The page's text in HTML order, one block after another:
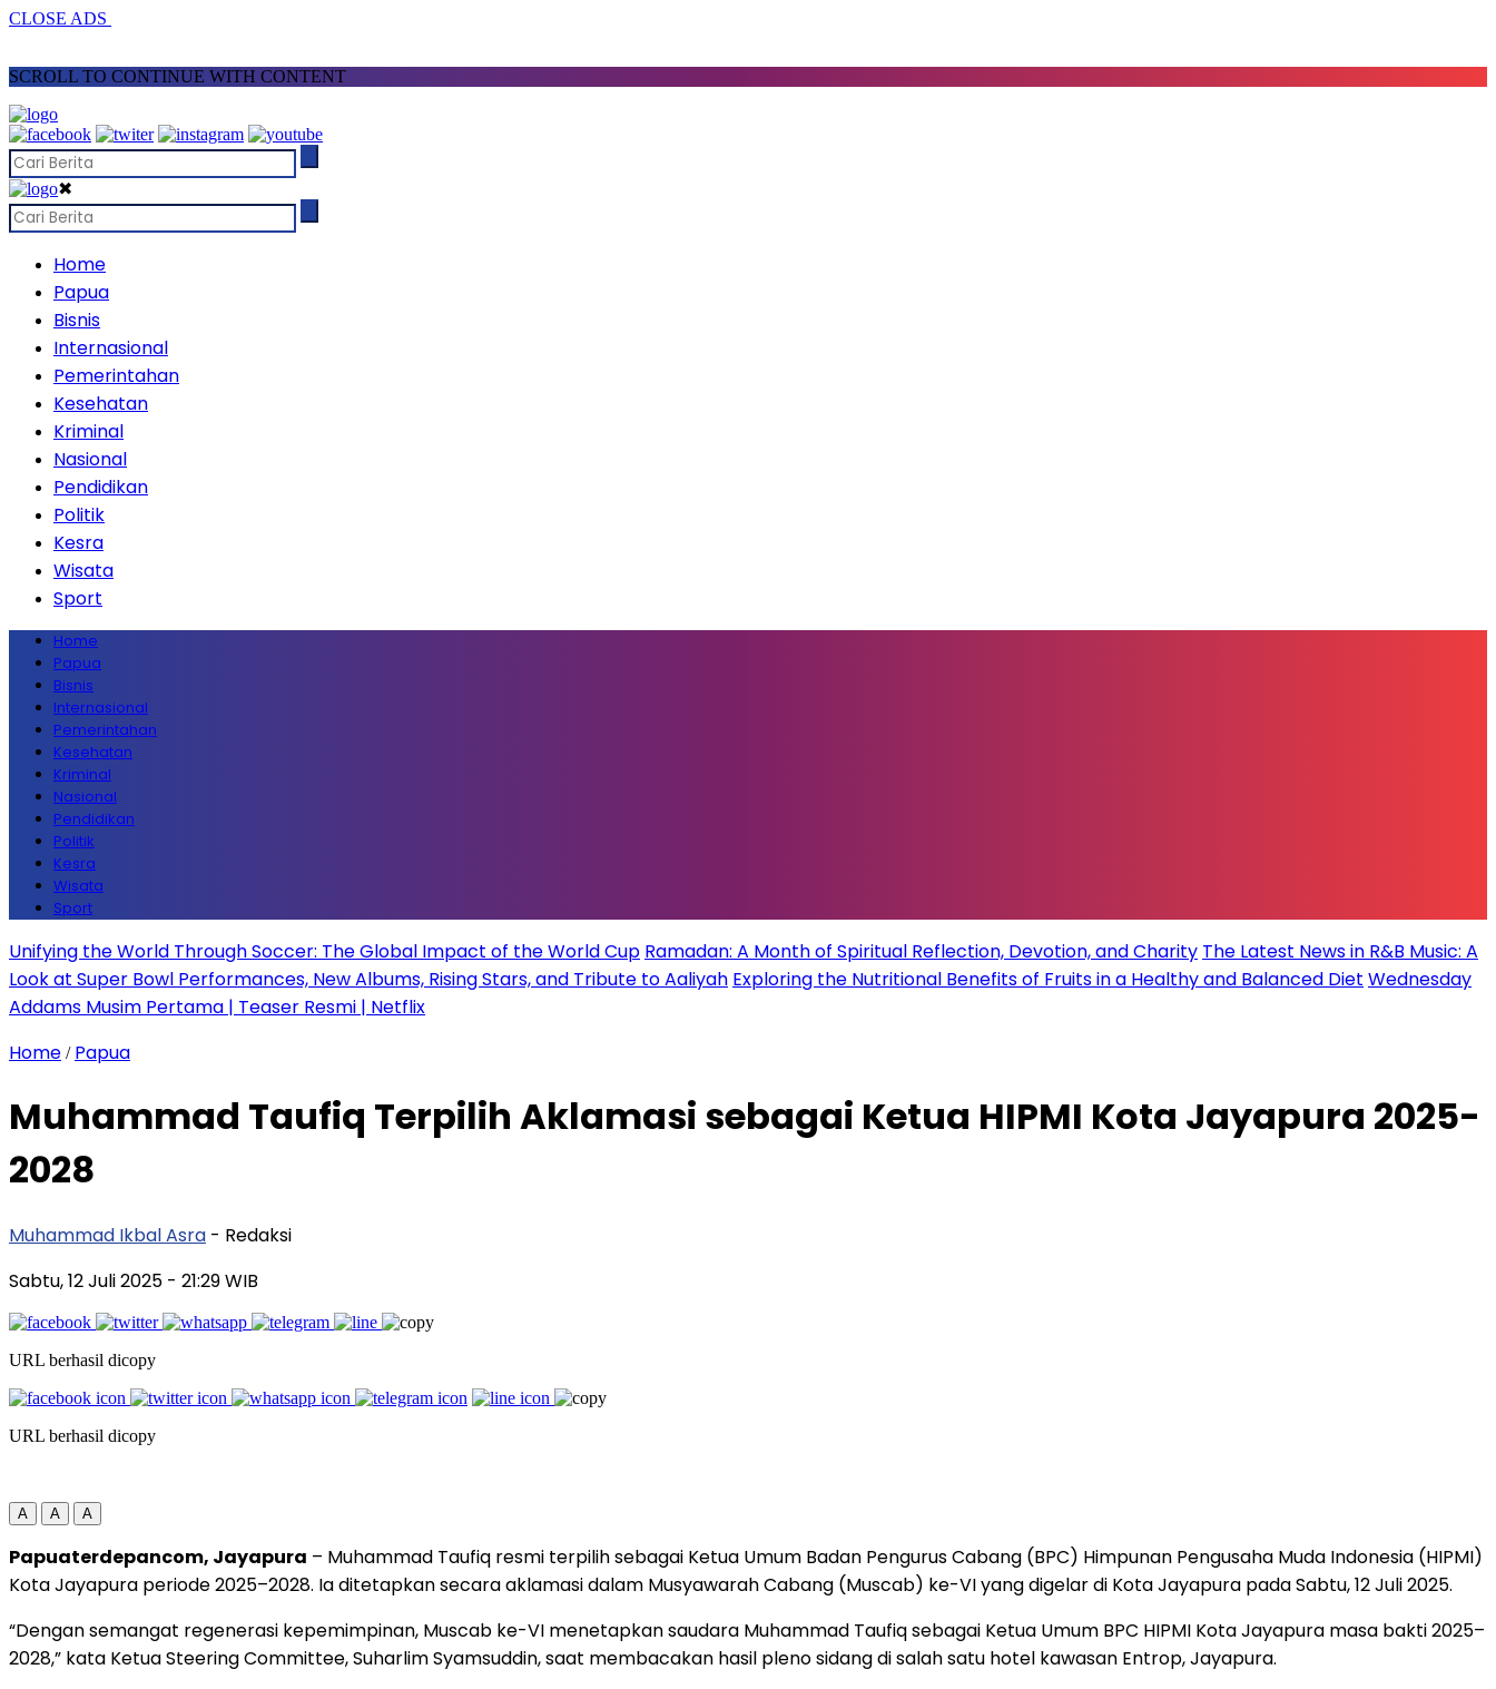
CLOSE ADS
SCROLL TO CONTINUE WITH CONTENT
✖
Home
Papua
Bisnis
Internasional
Pemerintahan
Kesehatan
Kriminal
Nasional
Pendidikan
Politik
Kesra
Wisata
Sport
Home
Papua
Bisnis
Internasional
Pemerintahan
Kesehatan
Kriminal
Nasional
Pendidikan
Politik
Kesra
Wisata
Sport
Unifying the World Through Soccer: The Global Impact of the World Cup Ramadan: A Month of Spiritual Reflection, Devotion, and Charity The Latest News in R&B Music: A
Look at Super Bowl Performances, New Albums, Rising Stars, and Tribute to Aaliyah Exploring the Nutritional Benefits of Fruits in a Healthy and Balanced Diet Wednesday
Addams Musim Pertama | Teaser Resmi | Netflix
Home / Papua
Muhammad Taufiq Terpilih Aklamasi sebagai Ketua HIPMI Kota Jayapura 2025-
2028
Muhammad Ikbal Asra - Redaksi
Sabtu, 12 Juli 2025 - 21:29 WIB
URL berhasil dicopy
URL berhasil dicopy
A A A
Papuaterdepancom, Jayapura – Muhammad Taufiq resmi terpilih sebagai Ketua Umum Badan Pengurus Cabang (BPC) Himpunan Pengusaha Muda Indonesia (HIPMI)
Kota Jayapura periode 2025–2028. Ia ditetapkan secara aklamasi dalam Musyawarah Cabang (Muscab) ke-VI yang digelar di Kota Jayapura pada Sabtu, 12 Juli 2025.
“Dengan semangat regenerasi kepemimpinan, Muscab ke-VI menetapkan saudara Muhammad Taufiq sebagai Ketua Umum BPC HIPMI Kota Jayapura masa bakti 2025–
2028,” kata Ketua Steering Committee, Suharlim Syamsuddin, saat membacakan hasil pleno sidang di salah satu hotel kawasan Entrop, Jayapura.